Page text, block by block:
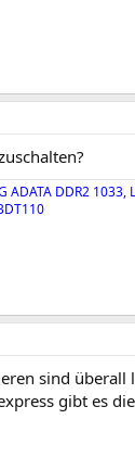
ADATA DDR2
sind
gibt es